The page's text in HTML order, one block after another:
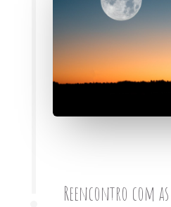
Reencontro com